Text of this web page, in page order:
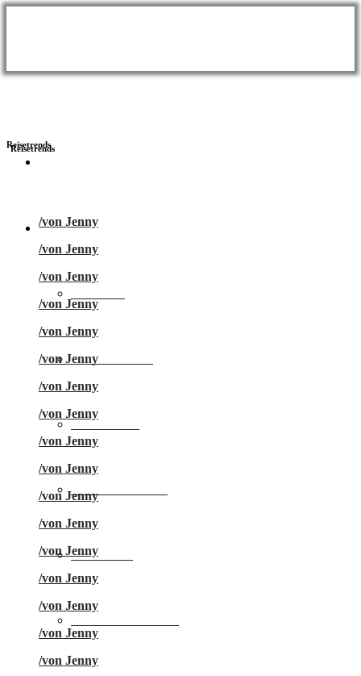
Themen
Meer & Seen
Städtereise
Familienurlaub
Skiurlaub
Reisetrends
/von Jenny
/von Jenny
/von Jenny
/von Jenny
/von Jenny
/von Jenny
/von Jenny
/von Jenny
/von Jenny
/von Jenny
/von Jenny
/von Jenny
/von Jenny
/von Jenny
/von Jenny
/von Jenny
/von Jenny